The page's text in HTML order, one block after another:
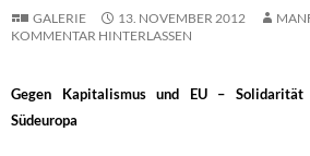
GALERIE 13. NOVEMBER 2012
KOMMENTAR HINTERLASSEN
Gegen Kapitalismus und EU –
Südeuropa